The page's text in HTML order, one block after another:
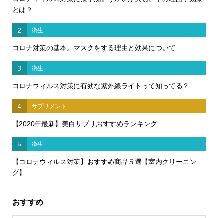
とは？
2 衛生
コロナ対策の基本。マスクをする理由と効果について
3 衛生
コロナウィルス対策に有効な紫外線ライトって知ってる？
4 サプリメント
【2020年最新】美白サプリおすすめランキング
5 衛生
【コロナウィルス対策】おすすめ商品５選【室内クリーニン
グ】
おすすめ